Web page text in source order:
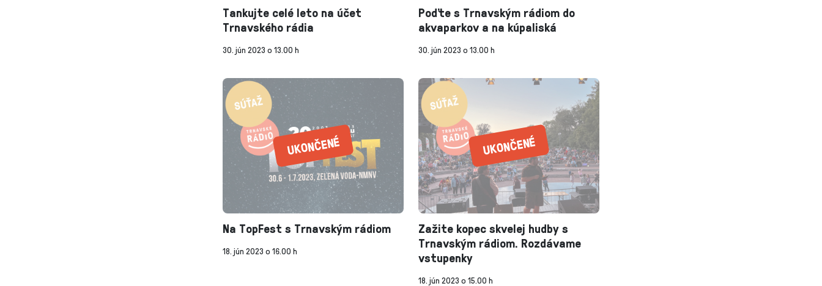
Tankujte celé leto na účet
Trnavského rádia
30. jún 2023 o 13.00 h
Poďte s Trnavským rádiom do
akvaparkov a na kúpaliská
30. jún 2023 o 13.00 h
Na TopFest s Trnavským rádiom
18. jún 2023 o 16.00 h
Zažite kopec skvelej hudby s
Trnavským rádiom. Rozdávame
vstupenky
18. jún 2023 o 15.00 h